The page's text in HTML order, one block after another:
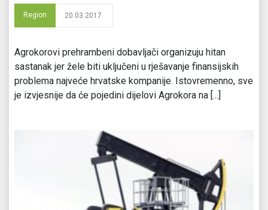
Region 20.03.2017.
Agrokorovi prehrambeni dobavljači organizuju hitan
sastanak jer žele biti uključeni u rješavanje finansijskih
problema najveće hrvatske kompanije. Istovremenno, sve
je izvjesnije da će pojedini dijelovi Agrokora na [...]